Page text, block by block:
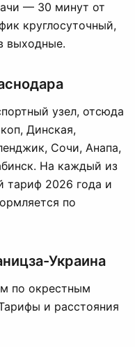
— 30 минут от
круглосуточный,
выходные.
узел, отсюда
Динская,
Сочи, Анапа,
На каждый из
тариф 2026 года и
по
Украина
по окрестным
и расстояния